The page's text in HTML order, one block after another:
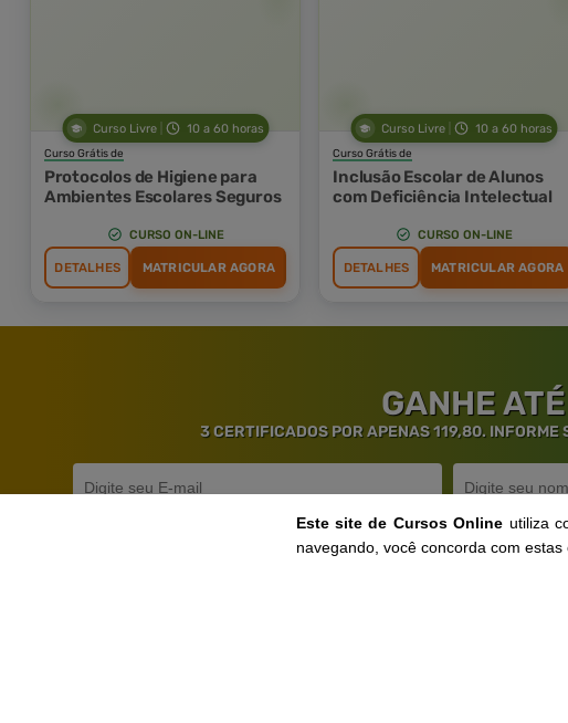
Curso Livre 10 a 60 horas
Curso Grátis de
Protocolos de Higiene para
Ambientes Escolares Seguros
CURSO ON-LINE
DETALHES MATRICULAR AGORA
Curso Livre 10 a 60 horas
Curso Grátis de
Inclusão Escolar de Alunos
com Deficiência Intelectual
CURSO ON-LINE
DETALHES MATRICULAR AGORA
GANHE
3 CERTIFICADOS POR APENAS 119,80. INFORME
Este site de Cursos Online utiliza
navegando, você concorda com estas